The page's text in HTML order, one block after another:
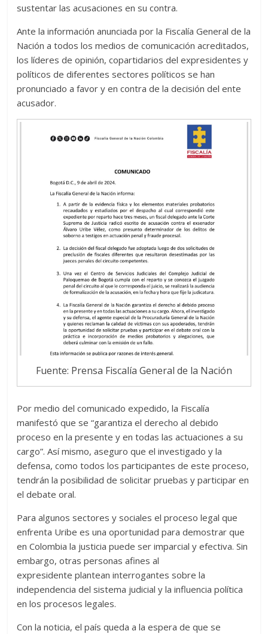
sustentar las acusaciones en su contra.
Ante la información anunciada por la Fiscalía General de la
Nación a todos los medios de comunicación acreditados,
los líderes de opinión, copartidarios del expresidentes y
políticos de diferentes sectores políticos se han
pronunciado a favor y en contra de la decisión del ente
acusador.
Fuente: Prensa Fiscalía General de la Nación
Por medio del comunicado expedido, la Fiscalía
manifestó que se “garantiza el derecho al debido
proceso en la presente y en todas las actuaciones a su
cargo”. Así mismo, aseguro que el investigado y la
defensa, como todos los participantes de este proceso,
tendrán la posibilidad de solicitar pruebas y participar en
el debate oral.
Para algunos sectores y sociales el proceso legal que
enfrenta Uribe es una oportunidad para demostrar que
en Colombia la justicia puede ser imparcial y efectiva. Sin
embargo, otras personas afines al
expresidente plantean interrogantes sobre la
independencia del sistema judicial y la influencia política
en los procesos legales.
Con la noticia, el país queda a la espera de que se